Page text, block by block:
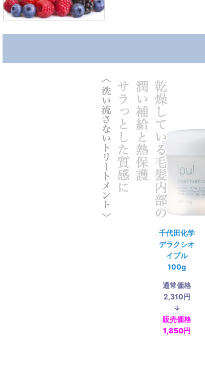
千代田化学
デラクシオ
イプル
100g
通常価格
2,310円
↓
販売価格
1,850円